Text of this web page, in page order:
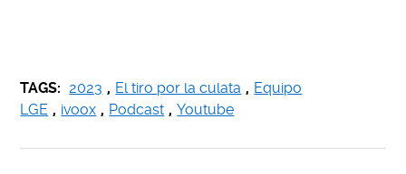
TAGS: 2023 , El tiro por la culata , Equipo
LGE , ivoox , Podcast , Youtube